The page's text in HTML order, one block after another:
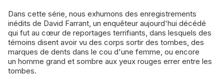
Dans cette série, nous exhumons des enregistrements
inédits de David Farrant, un enquêteur aujourd'hui décédé
qui fut au cœur de reportages terrifiants, dans lesquels des
témoins disent avoir vu des corps sortir des tombes, des
marques de dents dans le cou d'une femme, ou encore
un homme grand et sombre aux yeux rouges errer entre les
tombes.